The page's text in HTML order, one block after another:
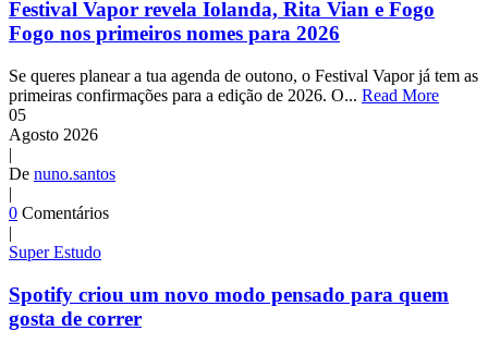
Festival Vapor revela Iolanda, Rita Vian e Fogo
Fogo nos primeiros nomes para 2026
Se queres planear a tua agenda de outono, o Festival Vapor já tem as
primeiras confirmações para a edição de 2026. O... Read More
05
Agosto 2026
|
De nuno.santos
|
0 Comentários
|
Super Estudo
Spotify criou um novo modo pensado para quem
gosta de correr